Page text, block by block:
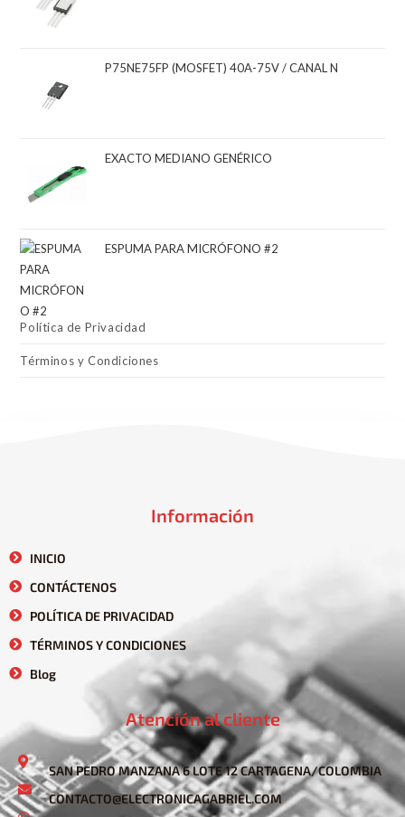
P75NE75FP (MOSFET) 40A-75V / CANAL N
EXACTO MEDIANO GENÉRICO
ESPUMA PARA MICRÓFONO #2
Política de Privacidad
Términos y Condiciones
Información
INICIO
CONTÁCTENOS
POLÍTICA DE PRIVACIDAD
TÉRMINOS Y CONDICIONES
Blog
Atención al cliente
SAN PEDRO MANZANA 6 LOTE 12 CARTAGENA/COLOMBIA
CONTACTO@ELECTRONICAGABRIEL.COM